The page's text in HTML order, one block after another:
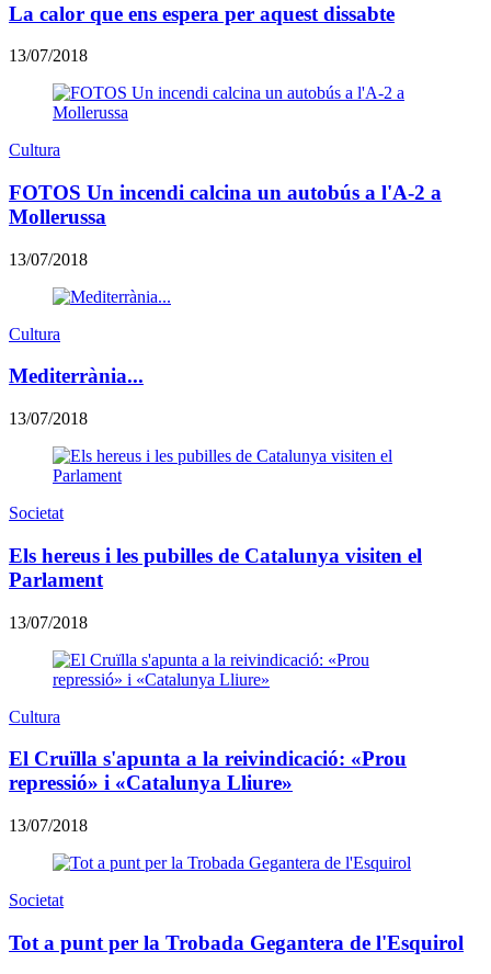
La calor que ens espera per aquest dissabte
13/07/2018
Cultura
FOTOS Un incendi calcina un autobús a l'A-2 a
Mollerussa
13/07/2018
Cultura
Mediterrània...
13/07/2018
Societat
Els hereus i les pubilles de Catalunya visiten el
Parlament
13/07/2018
Cultura
El Cruïlla s'apunta a la reivindicació: «Prou
repressió» i «Catalunya Lliure»
13/07/2018
Societat
Tot a punt per la Trobada Gegantera de l'Esquirol